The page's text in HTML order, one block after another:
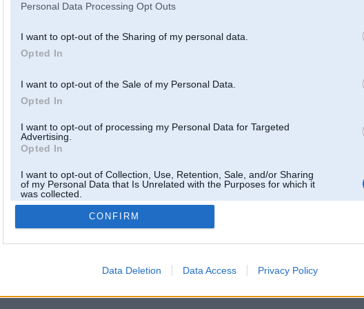
Personal Data Processing Opt Outs
I want to opt-out of the Sharing of my personal data.
Opted In
I want to opt-out of the Sale of my Personal Data.
Opted In
I want to opt-out of processing my Personal Data for Targeted
Advertising.
Opted In
I want to opt-out of Collection, Use, Retention, Sale, and/or Sharing
of my Personal Data that Is Unrelated with the Purposes for which it
was collected.
Opted Out
CONFIRM
Data Deletion Data Access Privacy Policy
Tas nav auto klubs un nav saistīts ar